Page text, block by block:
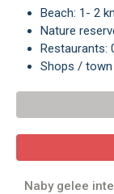
Beach: 1- 2
Nature
Restaurants:
Shops /
Naby gelee